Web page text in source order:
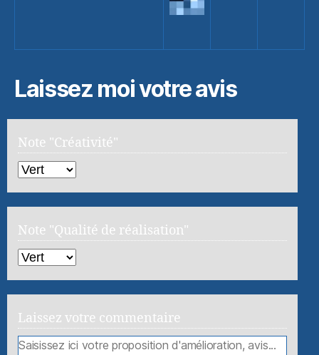
Laissez moi votre avis
Note "Créativité"
Note "Qualité de réalisation"
Laissez votre commentaire